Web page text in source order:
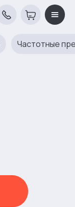
Частотные